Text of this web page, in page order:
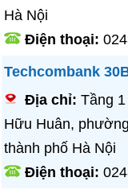
Hà Nội
Điện thoại:
Techcombank
Địa chỉ:Tầng
Hữu Huân,
thành phố Hà Nội
Điện thoại: